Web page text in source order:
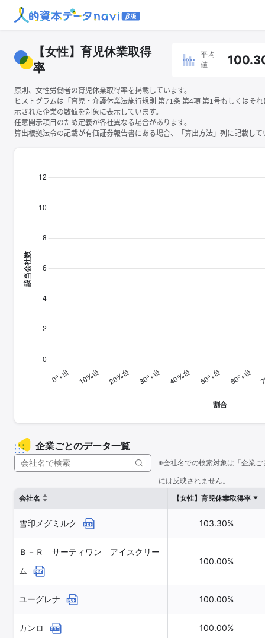
【女性】育児休業取得
率
平均
値
原則、女性労働者の育児休業取得率を掲載しています。
ヒストグラムは「育児・介護休業法施行規則 第71条 第4項 第1号もしくはそ
示された企業の数値を対象に表示しています。
任意開示項目のため定義が各社異なる場合があります。
算出根拠法令の記載が有価証券報告書にある場合、「算出方法」列に記載し
企業ごとのデータ一覧
※会社名での検索対象は「企業
には反映されません。
会社名
【女性】育児休業取得率
雪印メグミルク 103.30%
Ｂ－Ｒ サーティワン アイスクリー
ム
100.00%
ユーグレナ 100.00%
カンロ 100.00%